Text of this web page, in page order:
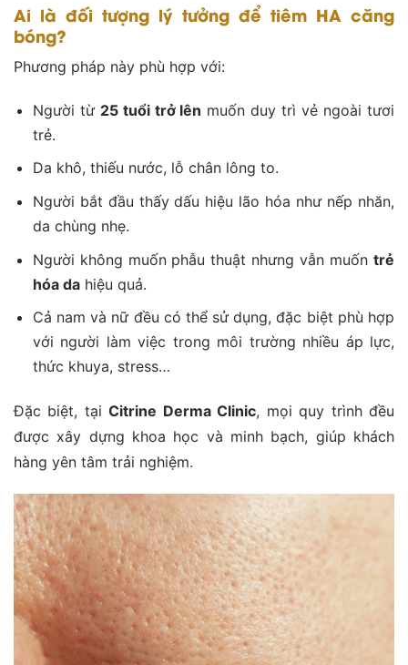
Ai là đối tượng lý tưởng để tiêm HA căng
bóng?
Phương pháp này phù hợp với:
Người từ 25 tuổi trở lên muốn duy trì vẻ ngoài tươi
trẻ.
Da khô, thiếu nước, lỗ chân lông to.
Người bắt đầu thấy dấu hiệu lão hóa như nếp nhăn,
da chùng nhẹ.
Người không muốn phẫu thuật nhưng vẫn muốn trẻ
hóa dahiệu quả.
Cả nam và nữ đều có thể sử dụng, đặc biệt phù hợp
với người làm việc trong môi trường nhiều áp lực,
thức khuya, stress…
Đặc biệt, tạiCitrine Derma Clinic, mọi quy trình đều
được xây dựng khoa học và minh bạch, giúp khách
hàng yên tâm trải nghiệm.